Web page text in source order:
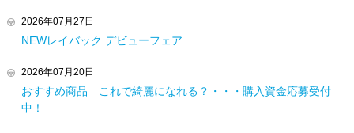
2026年07月27日
NEWレイバック デビューフェア
2026年07月20日
おすすめ商品 これで綺麗になれる？・・・購入資金応募受付
中！